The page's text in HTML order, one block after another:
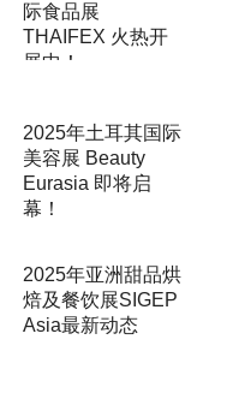
际食品展
THAIFEX 火热开
展中！
2025年土耳其国际
美容展 Beauty
Eurasia 即将启
幕！